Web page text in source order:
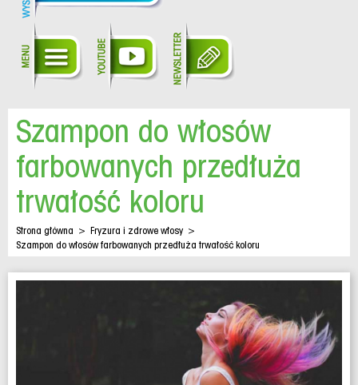
Szampon do włosów
farbowanych przedłuża
trwałość koloru
Strona główna > Fryzura i zdrowe włosy >
Szampon do włosów farbowanych przedłuża trwałość koloru